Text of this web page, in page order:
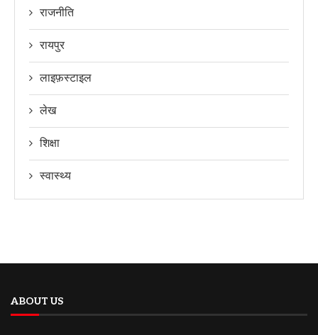
राजनीति
रायपुर
लाइफ़स्टाइल
लेख
शिक्षा
स्वास्थ्य
ABOUT US